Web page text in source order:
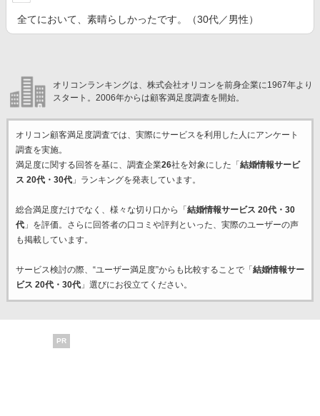
全てにおいて、素晴らしかったです。（30代／男性）
オリコンランキングは、株式会社オリコンを前身企業に1967年より
スタート。2006年からは顧客満足度調査を開始。
オリコン顧客満足度調査では、実際にサービスを利用した 人にアンケート
調査を実施。
満足度に関する回答を基に、調査企業26社を対象にした「 結婚情報サービ
ス 20代・30代」ランキングを発表しています。
総合満足度だけでなく、様々な切り口から「 結婚情報サービス 20代・30
代」を評価。さらに回答者の口コミや評判といった、実際のユーザーの声
も掲載しています。
サービス検討の際、“ユーザー満足度”からも比較することで「 結婚情報サー
ビス 20代・30代」選びにお役立てください。
PR